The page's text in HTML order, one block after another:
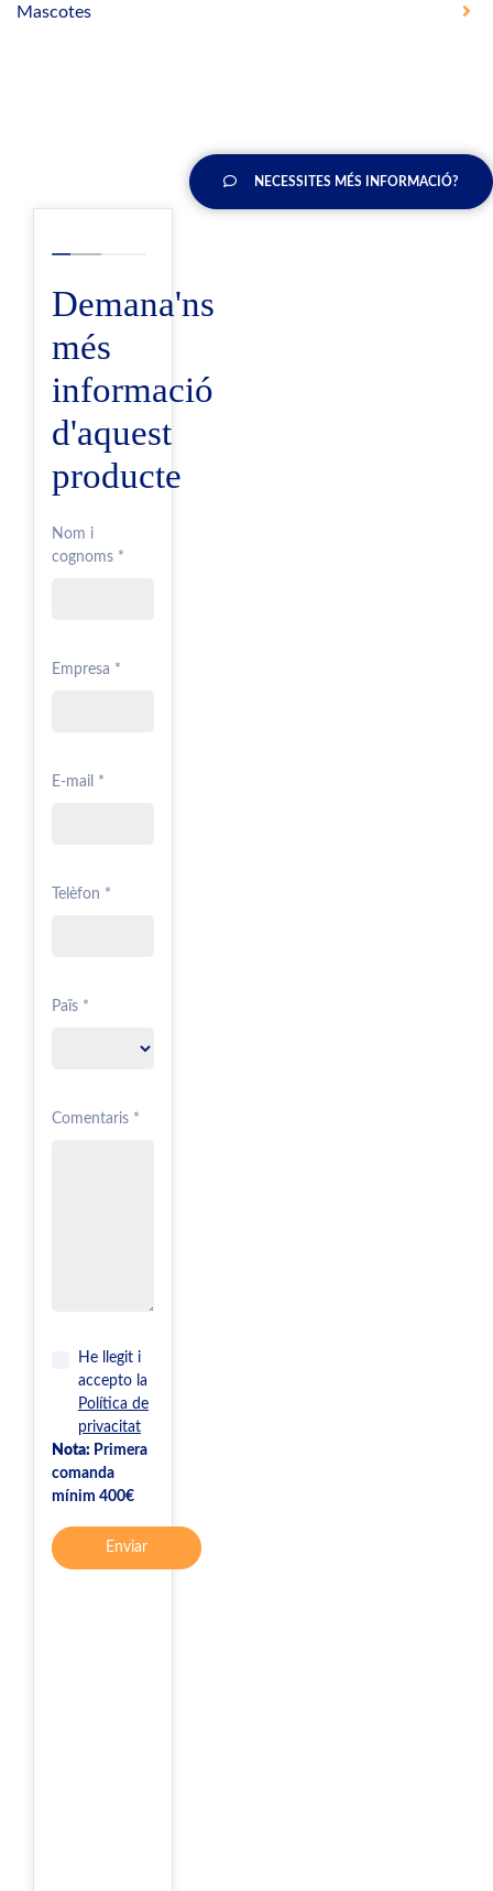
Mascotes
NECESSITES MÉS INFORMACIÓ?
Demana'ns
més
informació
d'aquest
producte
Nom i
cognoms *
Empresa *
E-mail *
Telèfon *
Païs *
Comentaris *
He llegit i
accepto la
Política de
privacitat
Nota: Primera
comanda
mínim 400€
Enviar